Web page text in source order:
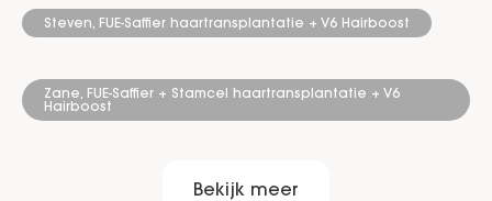
Steven, FUE-Saffier haartransplantatie + V6 Hairboost
Zane, FUE-Saffier + Stamcel haartransplantatie + V6
Hairboost
Bekijk meer